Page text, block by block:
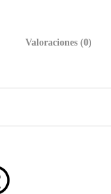
Valoraciones (0)